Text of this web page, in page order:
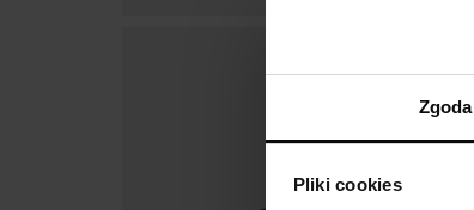
Zgoda
Pliki cookies